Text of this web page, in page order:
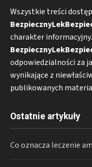
Wszystkie treści
charakter
odpowiedzialności za
wynikające z
publikowanych
Ostatnie artykuły
Co oznacza leczenie